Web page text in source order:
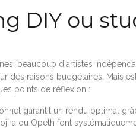
DIY ou
beaucoup d'artistes
des raisons budgétaires. Mais
points de réflexion :
garantit un rendu optimal
ou Opeth font